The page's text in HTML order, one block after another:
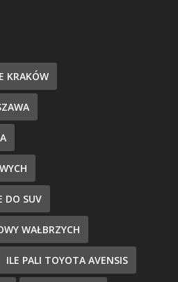
KRAKÓW
DO SUV
WAŁBRZYCH
ILE PALI TOYOTA AVENSIS